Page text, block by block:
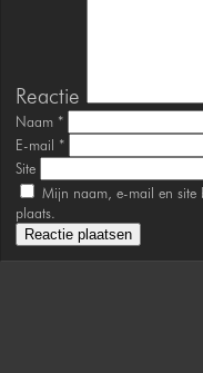
Reactie
Naam *
E-mail *
Site
Mijn naam, e-mail en site
plaats.